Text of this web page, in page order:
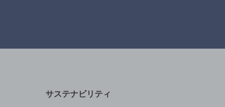
サステナビリティ